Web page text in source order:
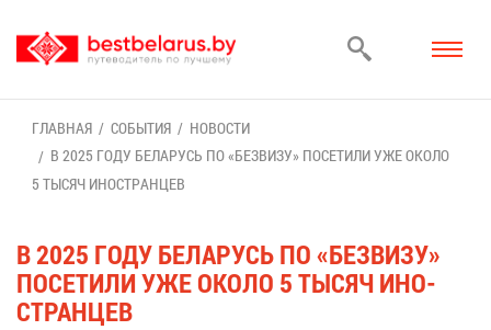
ГЛАВ­НАЯ СО­БЫ­ТИЯ
НО­ВО­СТИ
В 2025 ГО­ДУ БЕ­ЛА­РУСЬ ПО «БЕЗ­ВИ­ЗУ» ПО­СЕ­ТИ­ЛИ УЖЕ ОКО­ЛО
5 ТЫ­СЯЧ ИНО­СТРАН­ЦЕВ
В 2025 ГО­ДУ БЕ­ЛА­РУСЬ ПО «БЕЗ­ВИ­ЗУ»
ПО­СЕ­ТИ­ЛИ УЖЕ ОКО­ЛО 5 ТЫ­СЯЧ ИНО­
СТРАН­ЦЕВ